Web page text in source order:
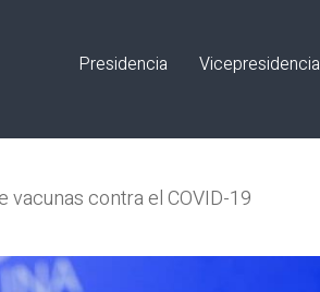
Presidencia Vicepresidencia
vacunas contra el COVID-19